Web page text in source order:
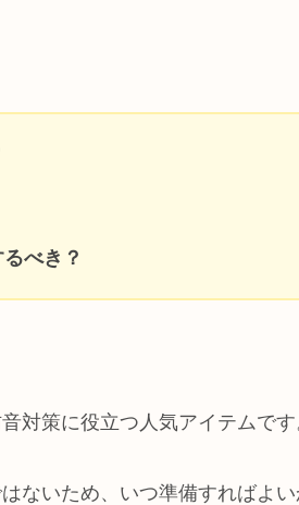
べき？
対策に役立つ人気アイテムです
ないため、いつ準備すればよ